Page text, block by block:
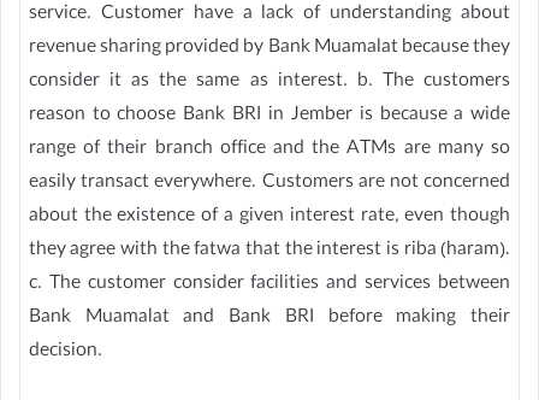
service. Customer have a lack of understanding about
revenue sharing provided by Bank Muamalat because they
consider it as the same as interest. b. The customers
reason to choose Bank BRI in Jember is because a wide
range of their branch office and the ATMs are many so
easily transact everywhere. Customers are not concerned
about the existence of a given interest rate, even though
they agree with the fatwa that the interest is riba (haram).
c. The customer consider facilities and services between
Bank Muamalat and Bank BRI before making their
decision.